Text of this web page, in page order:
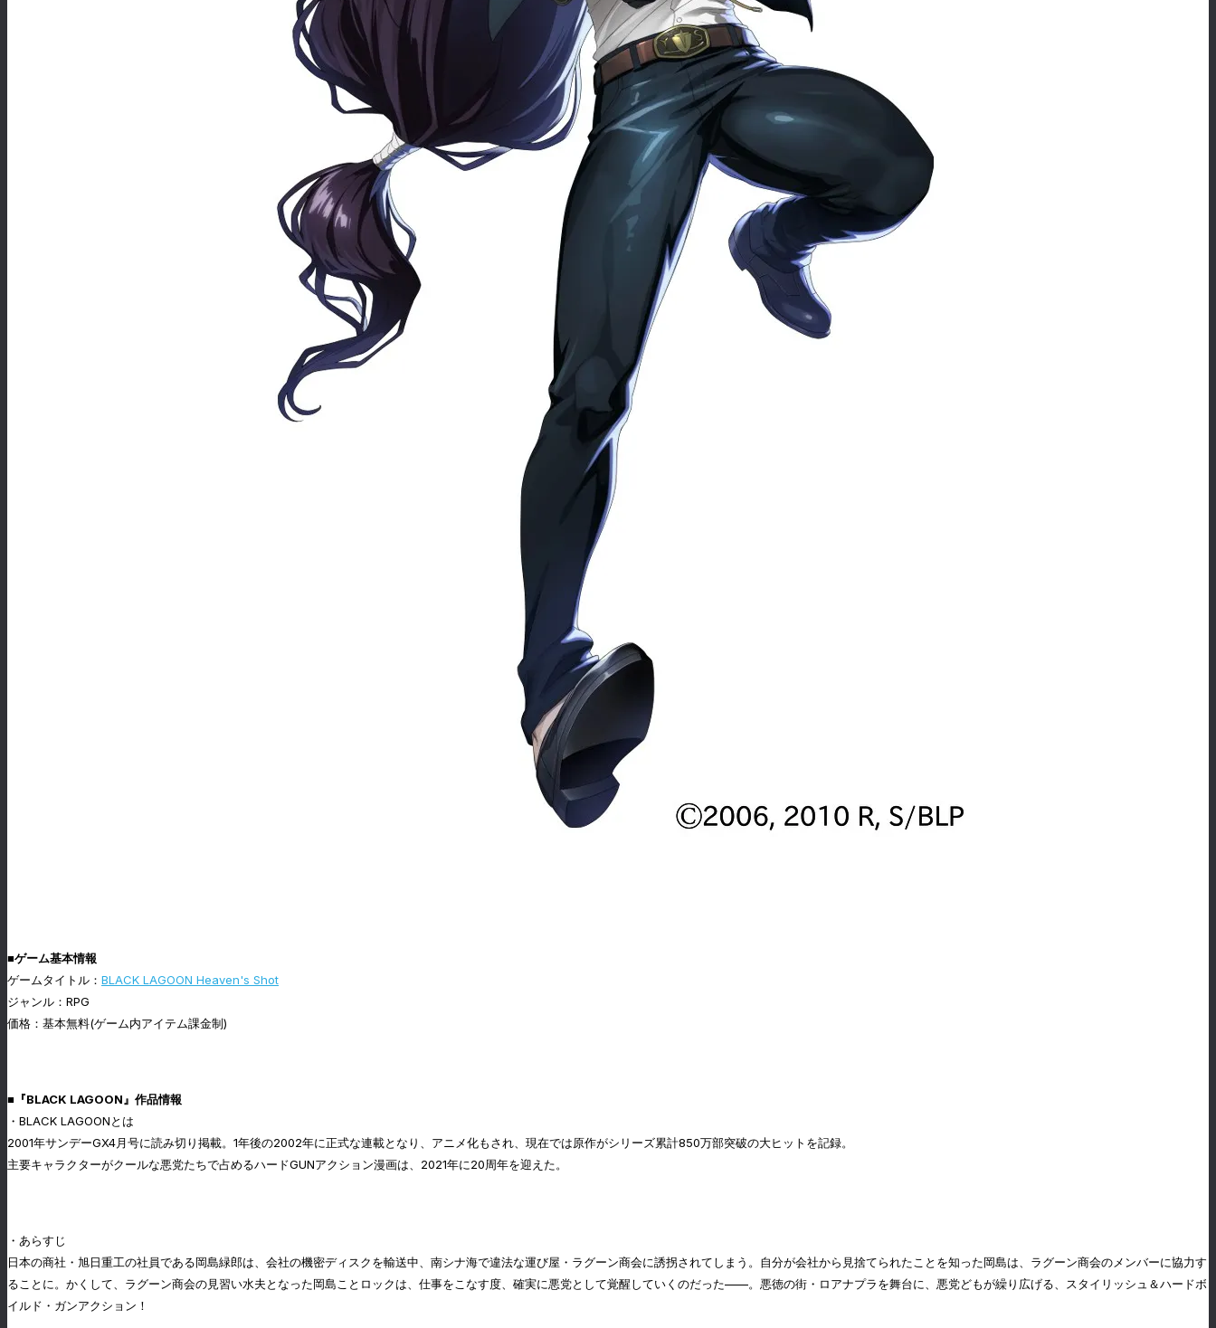
■ゲーム基本情報
ゲームタイトル： BLACK LAGOON Heaven's Shot
ジャンル：RPG
価格：基本無料(ゲーム内アイテム課金制)
■『BLACK LAGOON』作品情報
・BLACK LAGOONとは
2001年サンデーGX4月号に読み切り掲載。1年後の2002年に正式な連載となり、アニメ化もされ、現在では原作がシリーズ累計850万部突破の大ヒットを記録。
主要キャラクターがクールな悪党たちで占めるハードGUNアクション漫画は、2021年に20周年を迎えた。
・あらすじ
日本の商社・旭日重工の社員である岡島緑郎は、会社の機密ディスクを輸送中、南シナ海で違法な運び屋・ラグーン商会に誘拐されてしまう。自分が会社から見捨てられたことを知った岡島は、ラグーン商会のメンバーに協力す
ることに。かくして、ラグーン商会の見習い水夫となった岡島ことロックは、仕事をこなす度、確実に悪党として覚醒していくのだった——。悪徳の街・ロアナプラを舞台に、悪党どもが繰り広げる、スタイリッシュ＆ハードボ
イルド・ガンアクション！